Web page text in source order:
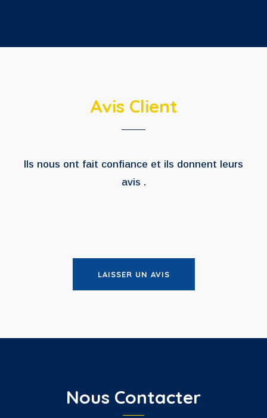
Avis Client
Ils nous ont fait confiance et ils donnent leurs
avis .
LAISSER UN AVIS
Nous Contacter